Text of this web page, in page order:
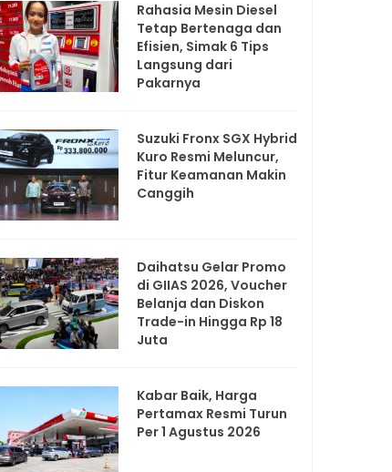
Rahasia Mesin Diesel
Tetap Bertenaga dan
Efisien, Simak 6 Tips
Langsung dari
Pakarnya
Suzuki Fronx SGX Hybrid
Kuro Resmi Meluncur,
Fitur Keamanan Makin
Canggih
Daihatsu Gelar Promo
di GIIAS 2026, Voucher
Belanja dan Diskon
Trade-in Hingga Rp 18
Juta
Kabar Baik, Harga
Pertamax Resmi Turun
Per 1 Agustus 2026